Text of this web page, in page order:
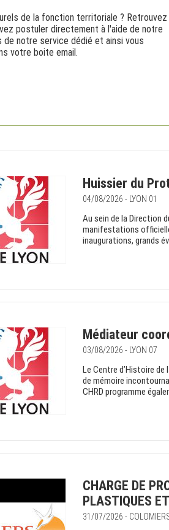
de la fonction territoriale ? Retrouvez
postuler directement à l'aide de notre
de notre service dédié et ainsi vous
votre boite email.
Huissier du
04/08/2026 - LYON 01
Au sein de la Direction
manifestations
inaugurations, grands
Médiateur
03/08/2026 - LYON 07
Le Centre d’Histoire
de mémoire
CHRD programme
CHARGE DE
PLASTIQUES
31/07/2026 -